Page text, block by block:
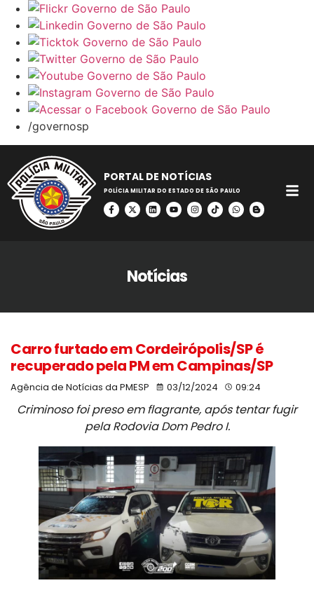
/governosp
PORTAL DE NOTÍCIAS
POLÍCIA MILITAR DO ESTADO DE SÃO PAULO
Notícias
Carro furtado em Cordeirópolis/SP é
recuperado pela PM em Campinas/SP
Agência de Notícias da PMESP 03/12/2024 09:24
Criminoso foi preso em flagrante, após tentar fugir
pela Rodovia Dom Pedro I.